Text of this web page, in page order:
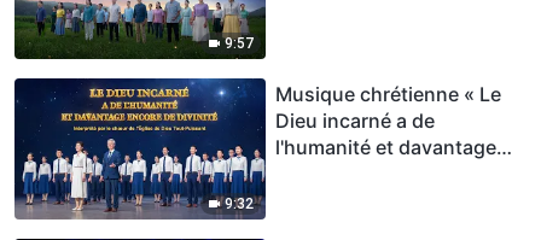
9:57
9:32
Musique chrétienne « Le
Dieu incarné a de
l'humanité et davantage